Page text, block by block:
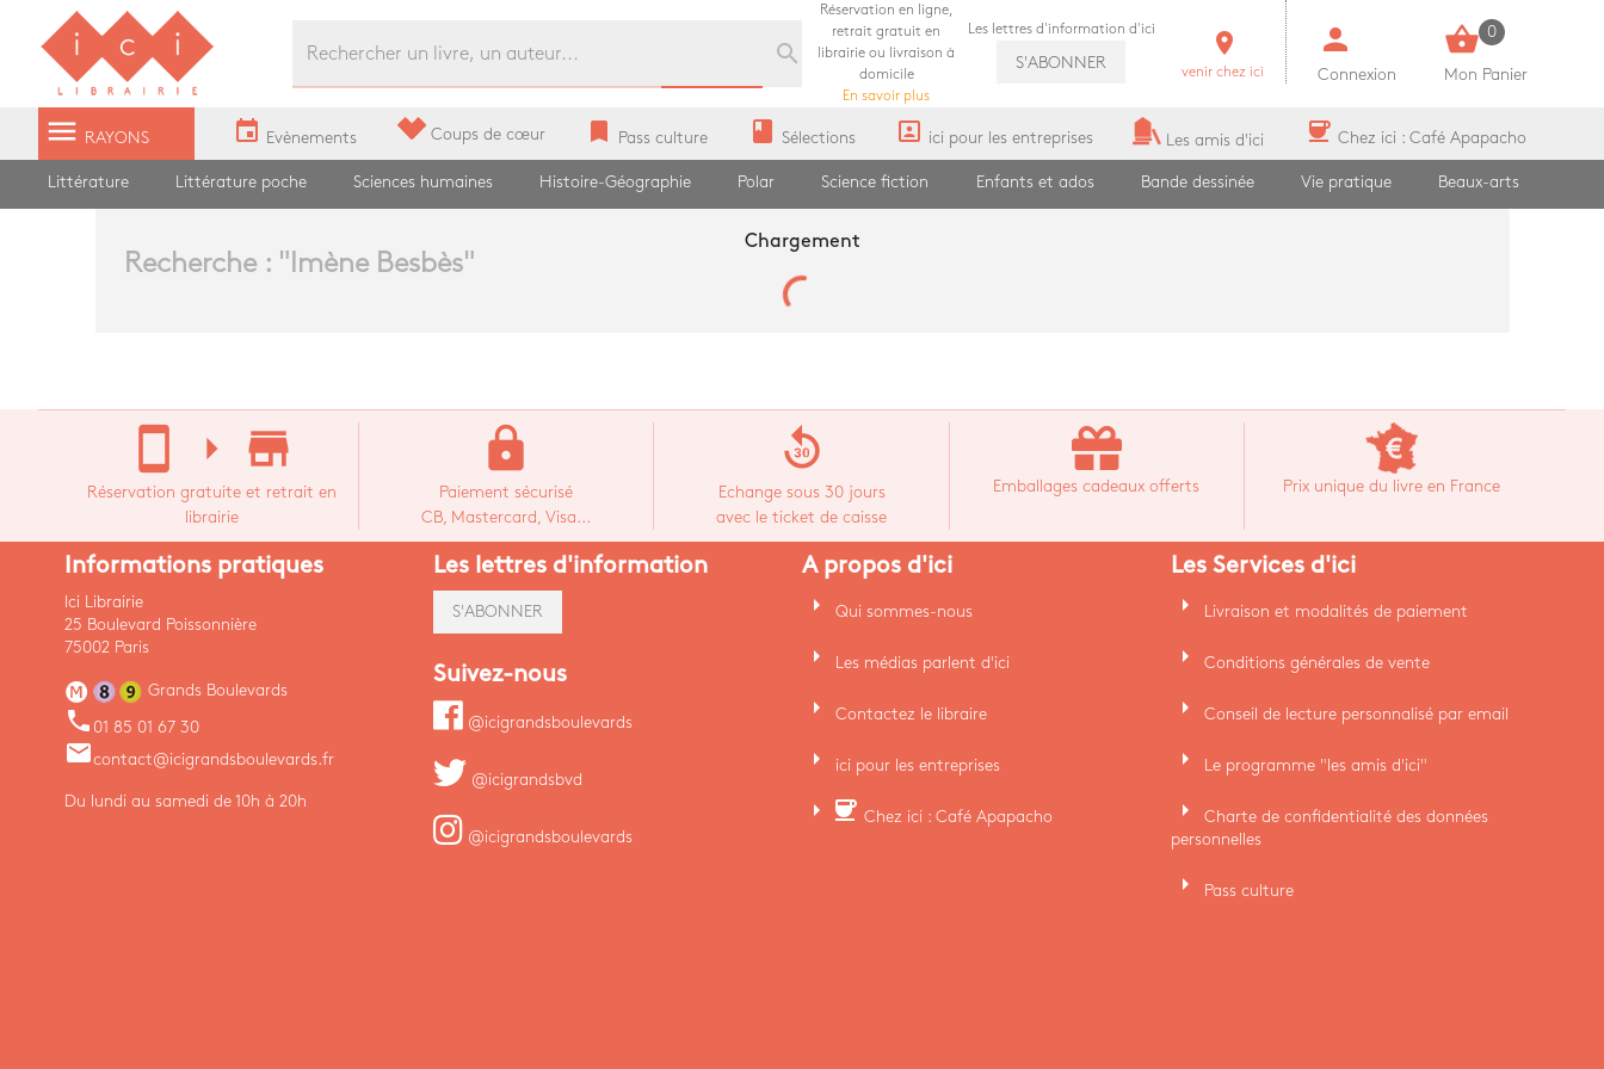
Librairie Ici Grands Boulevards
search
Réservation en ligne,
retrait gratuit en
librairie ou livraison à
domicile
En savoir plus
Les lettres d'information d'ici
S'ABONNER
room
venir chez ici
person
Connexion
shopping_basket 0
Mon Panier
menu RAYONS event Evènements Coups de cœur bookmark Pass culture book Sélections portrait ici pour les entreprises Les amis d'ici coffee Chez ici : Café Apapacho
Littérature Littérature poche Sciences humaines Histoire-Géographie Polar Science fiction Enfants et ados Bande dessinée Vie pratique Beaux-arts
Recherche : " Imène Besbès"
Chargement
stay_current_portrait arrow_right store_mall_directory
Réservation gratuite et retrait en
librairie
lock
Paiement sécurisé
CB, Mastercard, Visa...
replay_30
Echange sous 30 jours
avec le ticket de caisse
Emballages cadeaux offerts Prix unique du livre en France
Informations pratiques
Ici Librairie
25 Boulevard Poissonnière
75002 Paris
Grands Boulevards
phone 01 85 01 67 30
emailcontact@icigrandsboulevards.fr
Du lundi au samedi de 10h à 20h
Les lettres d'information
S'ABONNER
Suivez-nous
@icigrandsboulevards
@icigrandsbvd
@icigrandsboulevards
A propos d'ici
arrow_right Qui sommes-nous
arrow_right Les médias parlent d'ici
arrow_right Contactez le libraire
arrow_right ici pour les entreprises
arrow_right coffee Chez ici : Café Apapacho
Les Services d'ici
arrow_right Livraison et modalités de paiement
arrow_right Conditions générales de vente
arrow_right Conseil de lecture personnalisé par email
arrow_right Le programme "les amis d'ici"
arrow_right
Charte de confidentialité des données
personnelles
arrow_right Pass culture